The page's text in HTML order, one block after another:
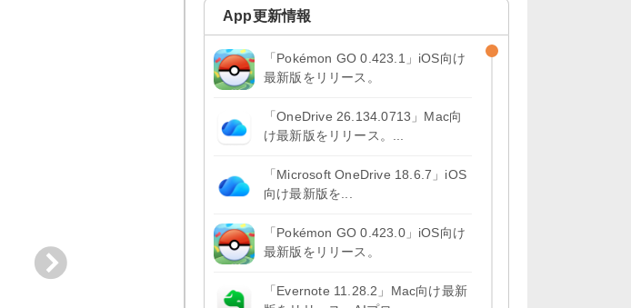
App更新情報
「Pokémon GO 0.423.1」iOS向け
最新版をリリース。
「OneDrive 26.134.0713」Mac向
け最新版をリリース。...
「Microsoft OneDrive 18.6.7」iOS
向け最新版を...
「Pokémon GO 0.423.0」iOS向け
最新版をリリース。
「Evernote 11.28.2」Mac向け最新